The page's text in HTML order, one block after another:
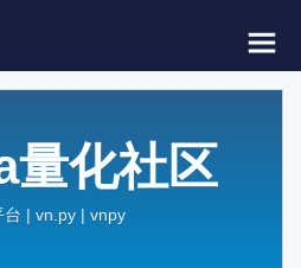
量化社区
台 | vn.py | vnpy